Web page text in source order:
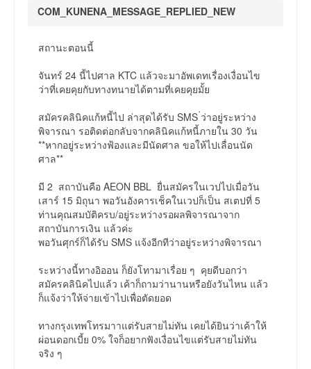
COM_KUNENA_MESSAGE_REPLIED_NEW
สถานะตอนนี้
จันทร์ 24 นี้ไปศาล KTC แล้วจะมาอัพเดทเรื่องเงื่อนไข
ว่าที่เคยคุยกับทางทนายได้ตามที่เคยคุยมั้ย
สมัครคลินิคแก้หนี้ไป ล่าสุดได้รับ SMS ่ว่าอยู่ระหว่าง
พิจารณา รอติดต่อกลับจากคลินิคแก้หนี้ภายใน 30 วัน
**หากอยู่ระหว่างฟ้องและมีนัดศาล ขอให้ไปเลื่อนนัด
ศาล**
มี 2 สถาบันคือ AEON BBL ยื่นสมัครในเวปไปเมื่อวัน
เสาร์ 15 มิถุนา พอวันอังคารเช็คในเวปก็เป็น สเตปที่ 5
ท่านคุณสมบัติครบ/อยู่ระหว่างรอผลพิจารณาจาก
สถาบันการเงิน แล้วค่ะ
พอวันศุกร์ก็ได้รับ SMS แจ้งอีกทีว่าอยู่ระหว่างพิจารณา
ระหว่างนี้ทางอิออน ก็ยังโทามาเรื่อย ๆ คุยดีบอกว่า
สมัครคลินิคไปแล้ว เค้าก็ถามว่านานหรือยังวันไหน แล้ว
ก็แจ้งว่าให้จ่ายเข้าไปเพื่อตัดยอด
ทางกรุงเทพโทรมาาแต่รับสายไม่ทัน เคยได้ยินว่าเค้าให้
ผ่อนดอกเบี้ย 0% ใจก็อยากฟังเงื่อนไขแต่รับสายไม่ทัน
จริง ๆ